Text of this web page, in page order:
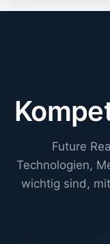
Future
Technologien,
wichtig sind,
🧭
Strategie